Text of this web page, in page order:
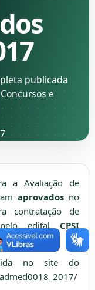
publicada
e
a Avaliação de
aprovados no
contratação de
edital CPSI
no site do